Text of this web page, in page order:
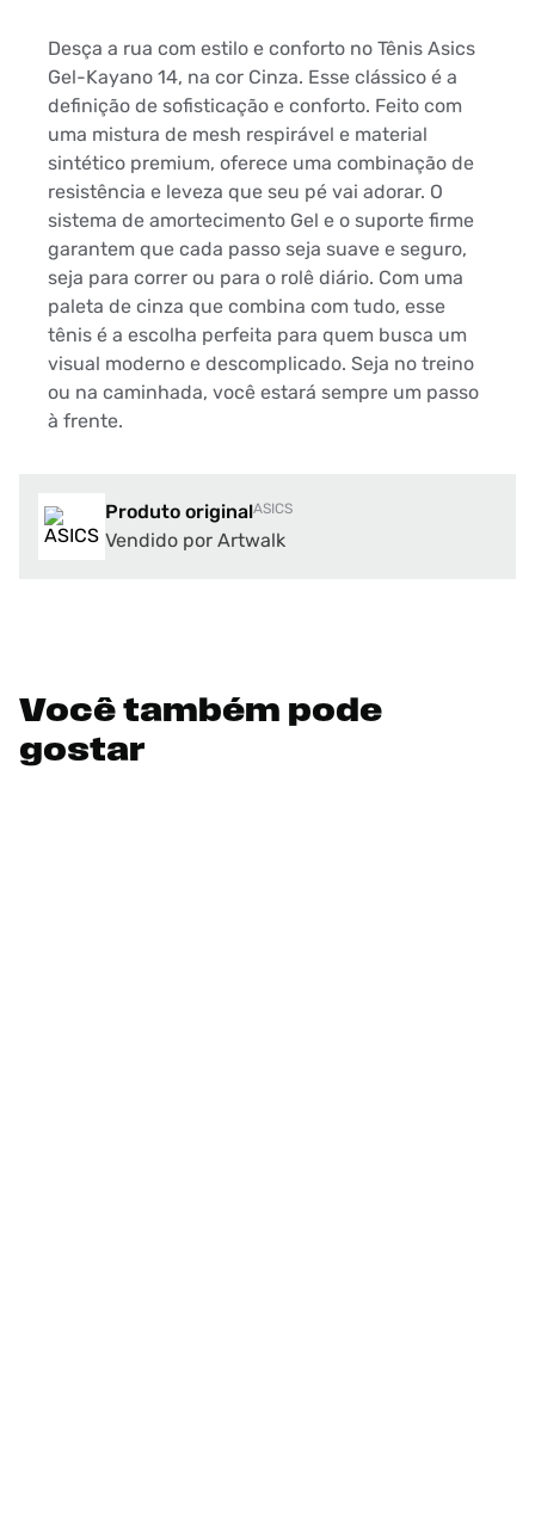
Desça a rua com estilo e conforto no Tênis Asics
Gel-Kayano 14, na cor Cinza. Esse clássico é a
definição de sofisticação e conforto. Feito com
uma mistura de mesh respirável e material
sintético premium, oferece uma combinação de
resistência e leveza que seu pé vai adorar. O
sistema de amortecimento Gel e o suporte firme
garantem que cada passo seja suave e seguro,
seja para correr ou para o rolê diário. Com uma
paleta de cinza que combina com tudo, esse
tênis é a escolha perfeita para quem busca um
visual moderno e descomplicado. Seja no treino
ou na caminhada, você estará sempre um passo
à frente.
Produto originalASICS
Vendido por Artwalk
Você também pode
gostar